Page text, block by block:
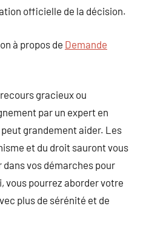
officielle de la décision.
à propos de Demande
gracieux ou
par un expert en
grandement aider. Les
et du droit sauront vous
vos démarches pour
vous pourrez aborder votre
plus de sérénité et de